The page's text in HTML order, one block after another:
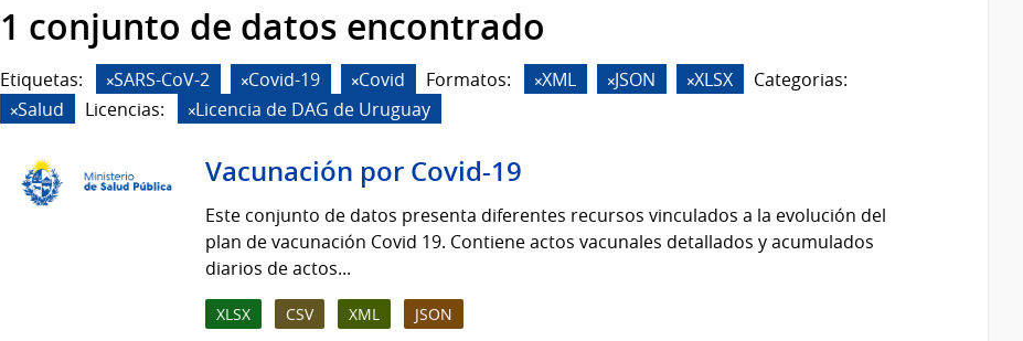
1 conjunto de datos encontrado
Etiquetas: SARS-CoV-2 Covid-19 Covid Formatos: XML JSON XLSX
Categorias:
Salud
Licencias: Licencia de DAG de Uruguay
Vacunación por Covid-19
Este conjunto de datos presenta diferentes recursos vinculados a la evolución del
plan de vacunación Covid 19. Contiene actos vacunales detallados y acumulados
diarios de actos...
XLSX CSV XML JSON